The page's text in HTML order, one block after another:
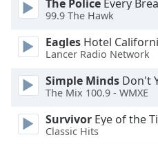
dialog
window.
Escape
cancel
and
close
The Police Every
99.9 The Hawk
Eagles Hotel
Lancer Radio Network
Simple Minds Don't
The Mix 100.9 - WMXE
Survivor Eye of the
Classic Hits